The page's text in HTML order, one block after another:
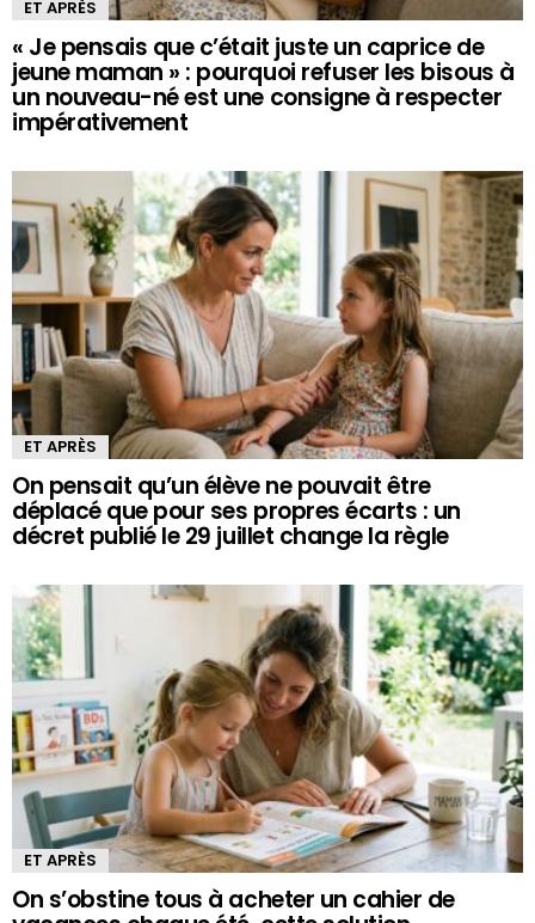
ET APRÈS
« Je pensais que c’était juste un caprice de
jeune maman » : pourquoi refuser les bisous à
un nouveau-né est une consigne à respecter
impérativement
ET APRÈS
On pensait qu’un élève ne pouvait être
déplacé que pour ses propres écarts : un
décret publié le 29 juillet change la règle
ET APRÈS
On s’obstine tous à acheter un cahier de